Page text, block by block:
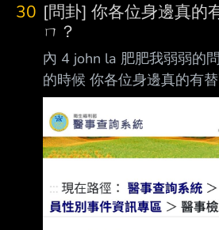
30 [問卦] 你各位身邊真的
ㄇ？
內 4 john la 肥肥我弱弱的
的時候 你各位身邊真的有
他們護航的論點是啥？ u卦
電圖要露點ㄇ？ by 新竹性
CLIOA https://pttweb.cc/s/
臉書爆料 https://
段 https://tinyurl.com/
ㄇ？ https://tinyurl.com/